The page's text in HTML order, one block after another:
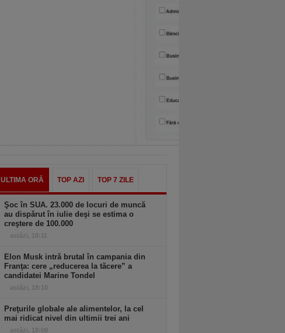
ULTIMA ORĂ TOP AZI TOP 7 ZILE
Şoc în SUA. 23.000 de locuri de muncă
au dispărut în iulie deşi se estima o
creştere de 100.000
astăzi, 18:11
Elon Musk intră brutal în campania din
Franţa: cere „reducerea la tăcere” a
candidatei Marine Tondel
astăzi, 18:10
Preţurile globale ale alimentelor, la cel
mai ridicat nivel din ultimii trei ani
astăzi, 18:09